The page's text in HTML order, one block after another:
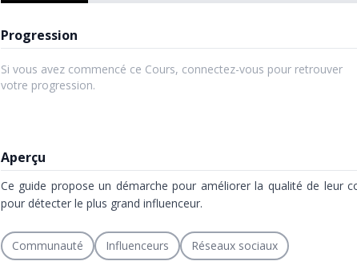
Progression
Si vous avez commencé ce Cours, connectez-vous pour retrouver
votre progression.
Aperçu
Ce guide propose un démarche pour améliorer la qualité de leur
pour détecter le plus grand influenceur.
Communauté Influenceurs Réseaux sociaux